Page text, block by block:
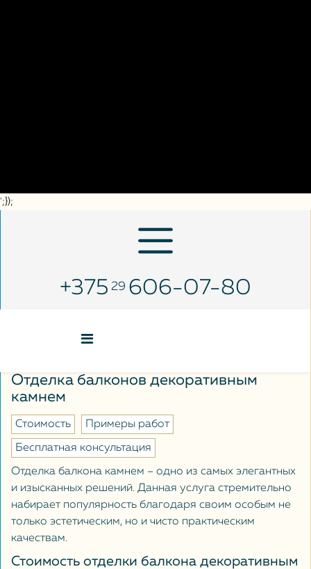
';});
+375 29 606-07-80
Отделка балконов декоративным
камнем
Стоимость Примеры работ
Бесплатная консультация
Отделка балкона камнем – одно из самых элегантных
и изысканных решений. Данная услуга стремительно
набирает популярность благодаря своим особым не
только эстетическим, но и чисто практическим
качествам.
Стоимость отделки балкона декоративным